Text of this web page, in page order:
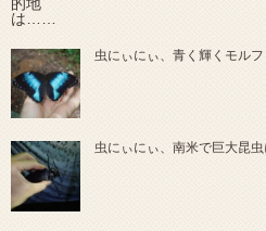
虫にぃにぃ、青く輝くモルフ
虫にぃにぃ、南米で巨大昆虫